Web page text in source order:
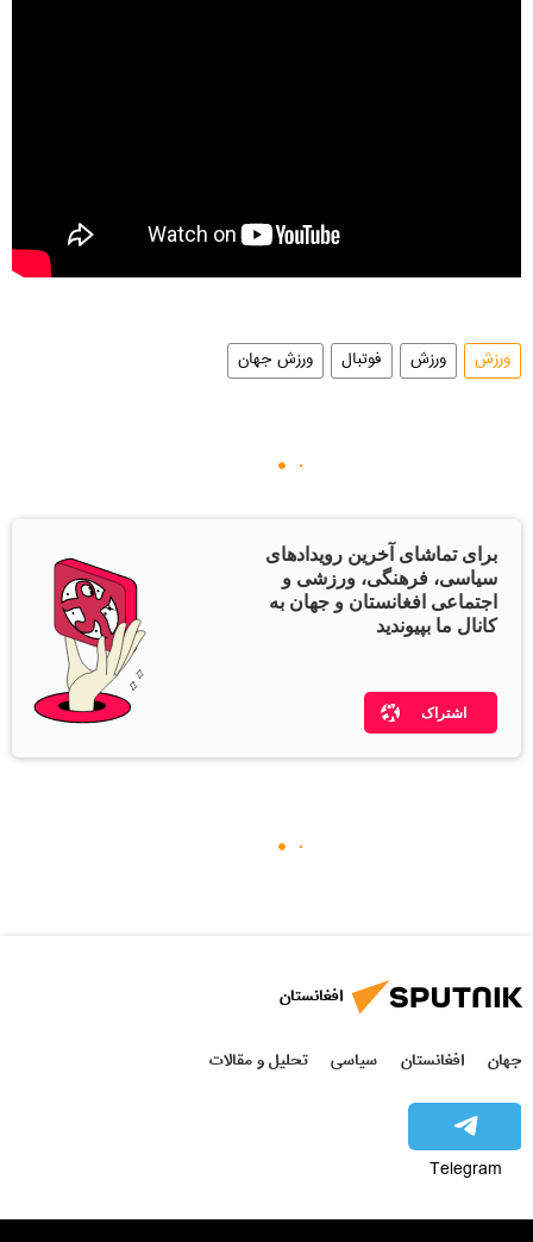
ورزش ورزش فوتبال ورزش جهان
برای تماشای آخرین رویدادهای
سیاسی، فرهنگی، ورزشی و
اجتماعی افغانستان و جهان به
کانال ما بپیوندید
اشتراک
افغانستان
جهان افغانستان سیاسی تحلیل و مقالات
Telegram